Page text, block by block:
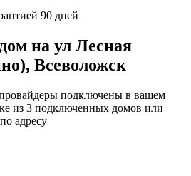
90 дней
на ул Лесная
Всеволожск
подключены в вашем
из 3 подключенных домов или
адресу